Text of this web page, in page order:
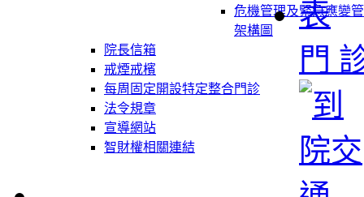
危機管理及緊急應變
架構圖
院長信箱
戒煙戒檳
每周固定開設特定整合門診
法令規章
宣導網站
智財權相關連結
門